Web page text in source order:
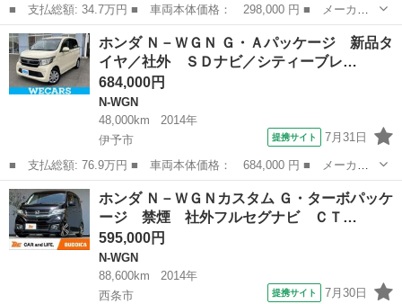
■ 支払総額: 34.7万円 ■ 車両本体価格： 298,000 円 ■ メーカー
名： ホンダ ■ 車種名： Ｎ－ＷＧＮ ■ グレード名： Ｇ 社外
オーディオ／スマートキー／プッシュスタート／オートエアコン／社
外アルミホイ...
香川 木田郡 N-WGN
ホンダ Ｎ－ＷＧＮ Ｇ・Ａパッケージ 新品タ
イヤ／社外 ＳＤナビ／シティーブレ…
684,000円
N-WGN
48,000km
2014年
伊予市
提携サイト 7月31日
■ 支払総額: 76.9万円 ■ 車両本体価格： 684,000 円 ■ メーカー
名： ホンダ ■ 車種名： Ｎ－ＷＧＮ ■ グレード名： Ｇ・Ａパ
ッケージ 新品タイヤ／社外 ＳＤナビ／シティーブレーキアクティ
ブシステム（...
愛媛 伊予市 N-WGN
ホンダ Ｎ－ＷＧＮカスタム Ｇ・ターボパッケ
ージ 禁煙 社外フルセグナビ ＣＴ…
595,000円
N-WGN
88,600km
2014年
西条市
提携サイト 7月30日